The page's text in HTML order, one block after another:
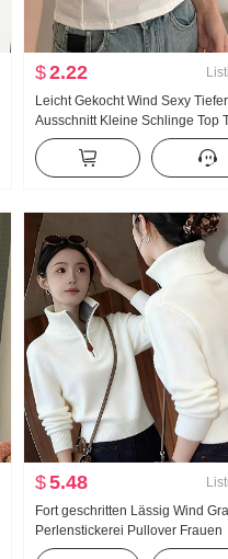
$2.22
Leicht Gekocht Wind Sexy Tiefer
Ausschnitt Kleine Schlinge Top
Schlüsselbein Klein Schema
spitze Schönheit Rücken Schlank
Weste
$5.48
Fort geschritten Lässig Wind
Perlenstickerei Pullover Frauen
Herbst Winter 2025 Neu Locker